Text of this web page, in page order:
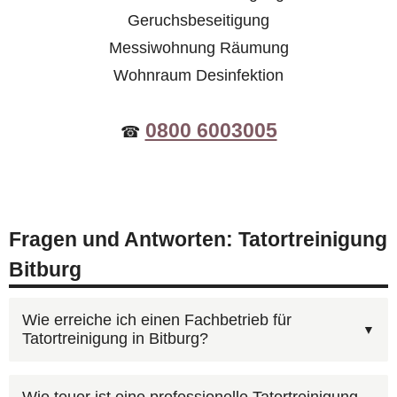
Geruchsbeseitigung
Messiwohnung Räumung
Wohnraum Desinfektion
☎ 0800 6003005
Fragen und Antworten: Tatortreinigung
Bitburg
Wie erreiche ich einen Fachbetrieb für
Tatortreinigung in Bitburg?
Kontaktieren Sie AST Deutschland unter